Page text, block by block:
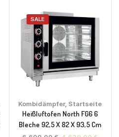
SALE
Kombidämpfer, Startseite
Heißluftofen North FG6 6
Bleche 92,5 X 82 X 93,5 Cm